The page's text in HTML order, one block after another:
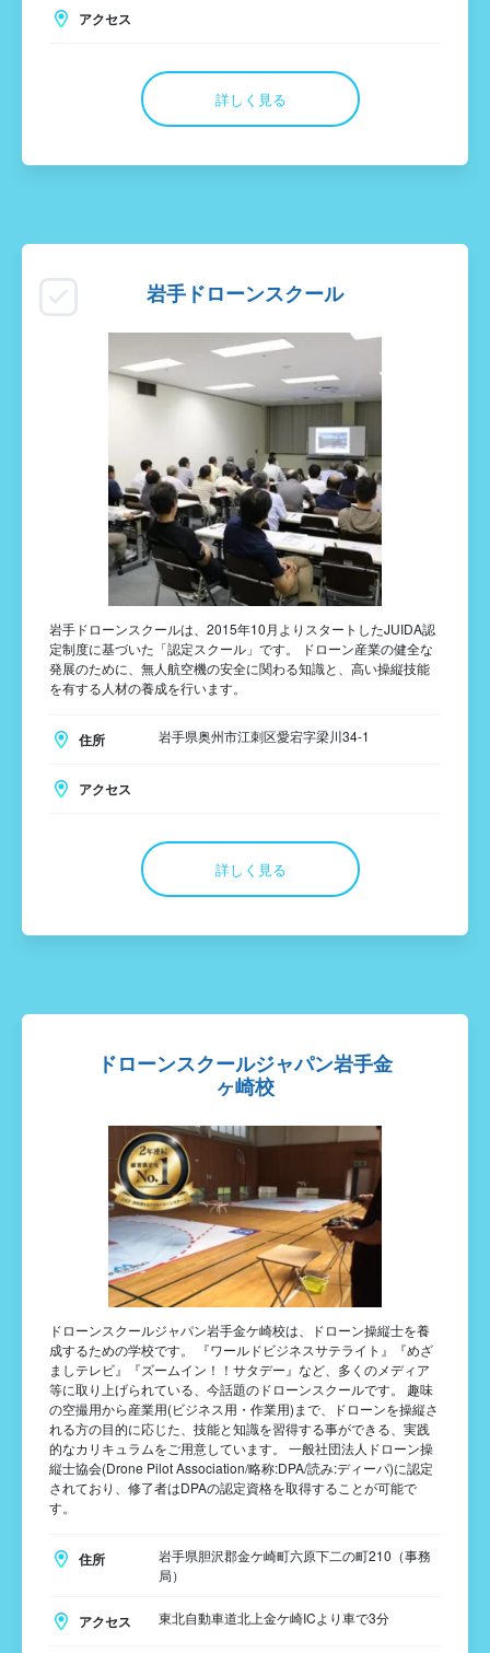
アクセス
詳しく見る
岩手ドローンスクール
岩手ドローンスクールは、2015年10月よりスタートしたJUIDA認
定制度に基づいた「認定スクール」です。 ドローン産業の健全な
発展のために、無人航空機の安全に関わる知識と、高い操縦技能
を有する人材の養成を行います。
住所 岩手県奥州市江刺区愛宕字梁川34-1
アクセス
詳しく見る
ドローンスクールジャパン岩手金
ヶ崎校
ドローンスクールジャパン岩手金ケ崎校は、ドローン操縦士を養
成するための学校です。 『ワールドビジネスサテライト』『めざ
ましテレビ』『ズームイン！！サタデー』など、多くのメディア
等に取り上げられている、今話題のドローンスクールです。 趣味
の空撮用から産業用(ビジネス用・作業用)まで、ドローンを操縦さ
れる方の目的に応じた、技能と知識を習得する事ができる、実践
的なカリキュラムをご用意しています。 一般社団法人ドローン操
縦士協会(Drone Pilot Association/略称:DPA/読み:ディーパ)に認定
されており、修了者はDPAの認定資格を取得することが可能で
す。
住所
岩手県胆沢郡金ケ崎町六原下二の町210（事務
局）
アクセス 東北自動車道北上金ケ崎ICより車で3分